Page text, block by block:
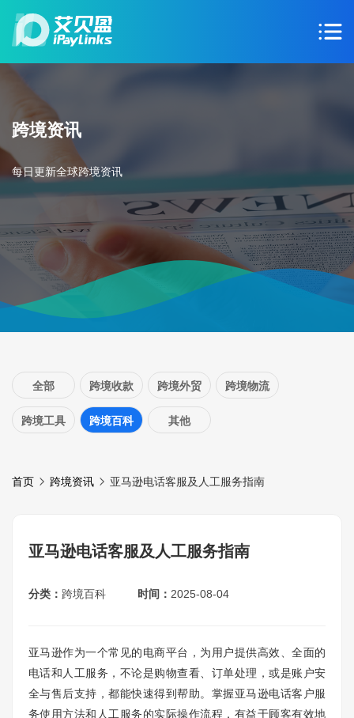
跨境资讯
每日更新全球跨境资讯
全部 跨境收款 跨境外贸 跨境物流
跨境工具 跨境百科 其他
首页 跨境资讯 亚马逊电话客服及人工服务指南
亚马逊电话客服及人工服务指南
分类： 跨境百科 时间： 2025-08-04
亚马逊作为一个常见的电商平台，为用户提供高效、全面的
电话和人工服务，不论是购物查看、订单处理，或是账户安
全与售后支持，都能快速得到帮助。掌握亚马逊电话客户服
务使用方法和人工服务的实际操作流程，有益于顾客有效地